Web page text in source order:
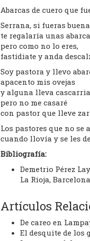
Abarcas de cuero que
Serrana, si fueras buena
te regalaría unas
pero como no lo eres,
fastídiate y anda
Soy pastora y llevo
apacento mis ovejas
y alguna lleva
pero no me casaré
con pastor que lleve
Los pastores que no se
cuando llovía y se les
Bibliografía:
Demetrio Pérez
La Rioja,
Artículos
De careo en
El desquite de los